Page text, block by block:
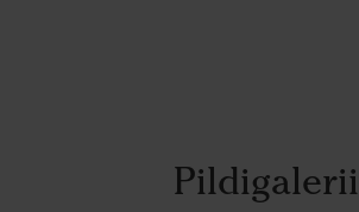
Pildigalerii